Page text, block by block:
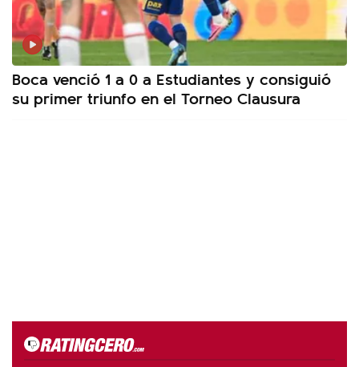
Boca venció 1 a 0 a Estudiantes y consiguió
su primer triunfo en el Torneo Clausura